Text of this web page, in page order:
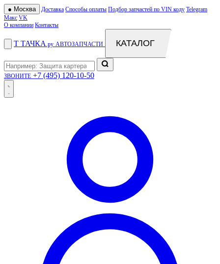
● Москва Доставка Способы оплаты Подбор запчастей по VIN коду Telegram
Макс VK
О компании Контакты
Т ТАЧКА .ру АВТОЗАПЧАСТИ КАТАЛОГ
ЗВОНИТЕ +7 (495) 120-10-50